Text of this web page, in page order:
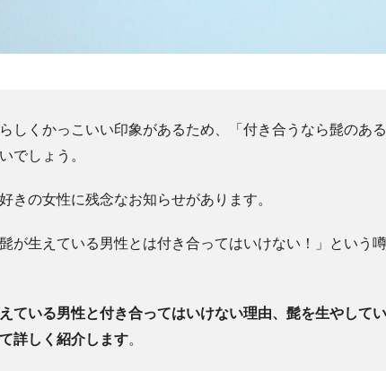
しくかっこいい印象があるため、「付き合うなら髭のあ
でしょう。
きの女性に残念なお知らせがあります。
が生えている男性とは付き合ってはいけない！」という
ている男性と付き合ってはいけない理由、髭を生やして
詳しく紹介します。